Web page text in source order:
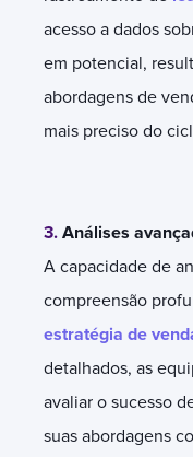
acesso a dados
em potencial,
abordagens de
mais preciso do
3. Análises
A capacidade de
compreensão
estratégia de
detalhados, as
avaliar o sucesso
suas abordagens